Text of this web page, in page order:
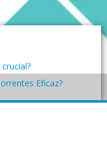
Eficaz?